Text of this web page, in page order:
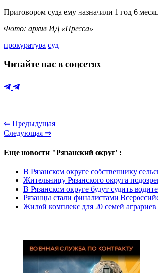
Приговором суда ему назначили 1 год 6
Фото: архив ИД «Пресса»
прокуратура суд
Читайте нас в соцсетях
⇐ Предыдущая
Следующая ⇒
Еще новости "Рязанский округ":
В Рязанском округе собственнику
Жительницу Рязанского округа
В Рязанском округе будут судить
Рязанцы стали финалистами
Жилой комплекс для 20 семей